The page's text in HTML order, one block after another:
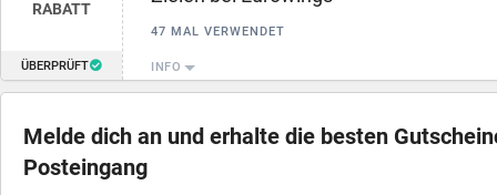
RABATT
ÜBERPRÜFT
47 MAL VERWENDET
INFO
Melde dich an und erhalte die besten
Posteingang